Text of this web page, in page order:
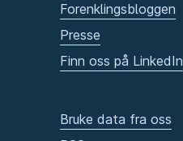
Forenklingsbloggen
Presse
Finn oss på LinkedIn
Bruke data fra oss